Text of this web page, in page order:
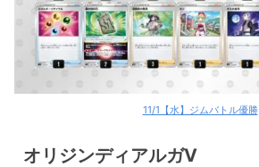
11/1【水】ジムバトル優勝
オリジンディアルガV